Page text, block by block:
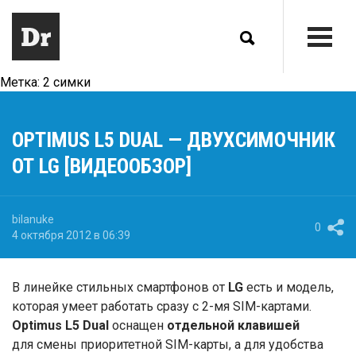
Метка: 2 симки
OPTIMUS L5 DUAL — ДВУХСИМОЧНИК
ОТ LG [ВИДЕООБЗОР]
bilanuke
4 октября 2012 в 06:39
0
В линейке стильных смартфонов от LG есть и модель,
которая умеет работать сразу с 2-мя SIM-картами.
Optimus L5 Dual оснащен отдельной клавишей
для смены приоритетной SIM-карты, а для удобства